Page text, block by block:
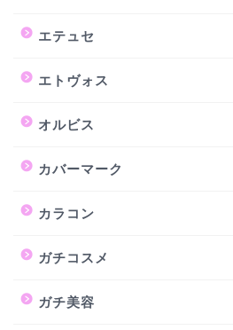
エテュセ
エトヴォス
オルビス
カバーマーク
カラコン
ガチコスメ
ガチ美容